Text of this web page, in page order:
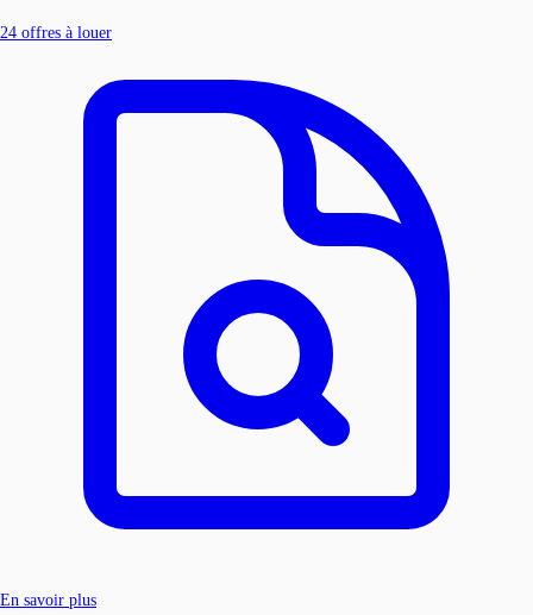
24 offres à louer
En savoir plus